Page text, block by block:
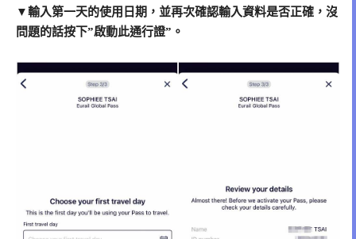
▼輸入第一天的使用日期，並再次確認輸入資料是否正確，沒
問題的話按下”啟動此通行證”。